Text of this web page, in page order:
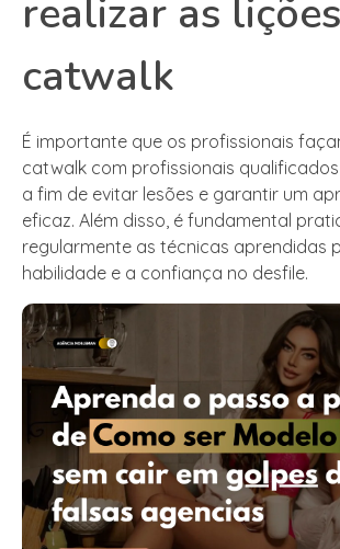
realizar as
catwalk
É importante que os profissionais
catwalk com profissionais qualificados
a fim de evitar lesões e garantir um
eficaz. Além disso, é fundamental
regularmente as técnicas aprendidas
habilidade e a confiança no desfile.